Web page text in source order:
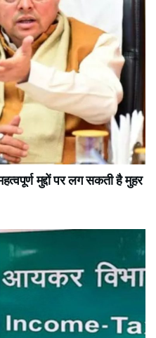
मुद्दों पर लग सकती है मुहर